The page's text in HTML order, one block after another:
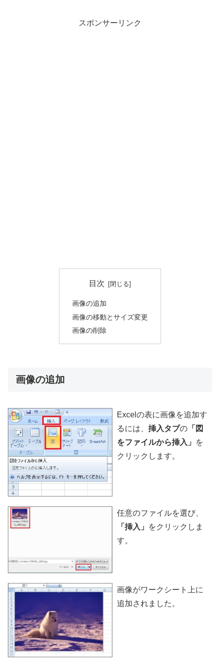
スポンサーリンク
目次
画像の追加
画像の移動とサイズ変更
画像の削除
画像の追加
Excelの表に画像を追加す
るには、 挿入タブの「図
をファイルから挿入」
を
クリックします。
任意のファイルを選び、
「挿入」
をクリックしま
す。
画像がワークシート上に
追加されました。